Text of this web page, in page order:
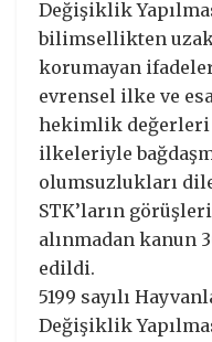
Değişiklik
bilimsellikten
korumayan
evrensel ilke ve
hekimlik
ilkeleriyle
olumsuzlukları
STK’ların
alınmadan kanun
edildi.
5199 sayılı
Değişiklik